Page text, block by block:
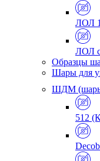
ЛОЛ
ЛОЛ
Образцы
Шары для
ШДМ (шары
512